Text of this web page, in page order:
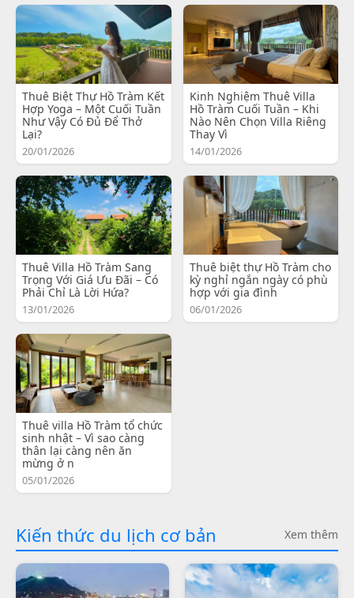
Thuê Biệt Thự Hồ Tràm Kết
Hợp Yoga – Một Cuối Tuần
Như Vậy Có Đủ Để Thở
Lại?
20/01/2026
Kinh Nghiệm Thuê Villa
Hồ Tràm Cuối Tuần – Khi
Nào Nên Chọn Villa Riêng
Thay Vì
14/01/2026
Thuê Villa Hồ Tràm Sang
Trọng Với Giá Ưu Đãi – Có
Phải Chỉ Là Lời Hứa?
13/01/2026
Thuê biệt thự Hồ Tràm cho
kỳ nghỉ ngắn ngày có phù
hợp với gia đình
06/01/2026
Thuê villa Hồ Tràm tổ chức
sinh nhật – Vì sao càng
thân lại càng nên ăn
mừng ở n
05/01/2026
Kiến thức du lịch cơ bản Xem thêm